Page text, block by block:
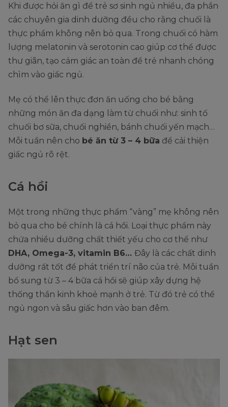
Khi được hỏi ăn gì để trẻ sơ sinh ngủ nhiều, đa phần
các chuyên gia dinh dưỡng đều cho rằng chuối là
thực phẩm không nên bỏ qua. Trong chuối có hàm
lượng melatonin và serotonin cao giúp cơ thể được
thư giãn, tạo cảm giác an toàn để trẻ nhanh chóng
chìm vào giấc ngủ.
Mẹ có thể lên thực đơn ăn uống cho bé bằng
những món ăn đa dạng làm từ chuối như: sinh tố
chuối bơ sữa, chuối nghiền, bánh chuối yến mạch…
Mỗi tuần nên cho bé ăn từ 3 – 4 bữa để cải thiện
giấc ngủ rõ rệt.
Cá hồi
Một trong những thực phẩm “vàng” mẹ không nên
bỏ qua cho bé chính là cá hồi. Loại thực phẩm này
chứa nhiều dưỡng chất thiết yếu cho cơ thể như
DHA, Omega-3, vitamin B6… Đây là các chất dinh
dưỡng rất tốt để phát triển trí não của trẻ. Mỗi tuần
bổ sung từ 3 – 4 bữa cá hồi sẽ giúp xây dựng hệ
thống thần kinh khoẻ mạnh ở trẻ. Từ đó trẻ có thể
ngủ ngon và sâu giấc hơn vào ban đêm.
Hạt sen